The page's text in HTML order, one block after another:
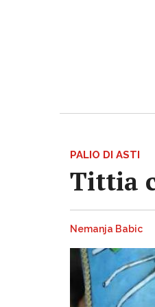
PALIO DI ASTI
Tittia
Nemanja Babic